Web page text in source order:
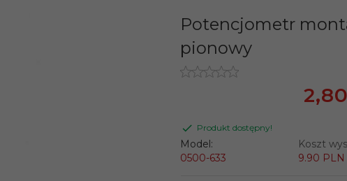
Potencjometr
pionowy
2,80
Produkt dostępny!
Model:
0500-633
Koszt
9.90 PLN